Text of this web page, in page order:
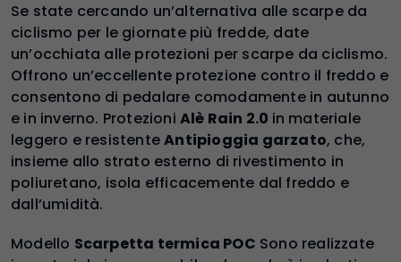
Se state cercando un’alternativa alle scarpe da
ciclismo per le giornate più fredde, date
un’occhiata alle protezioni per scarpe da ciclismo.
Offrono un’eccellente protezione contro il freddo e
consentono di pedalare comodamente in autunno
e in inverno. Protezioni Alè Rain 2.0 in materiale
leggero e resistenteAntipioggia garzato, che,
insieme allo strato esterno di rivestimento in
poliuretano, isola efficacemente dal freddo e
dall’umidità.
Modello Scarpetta termica POC Sono realizzate